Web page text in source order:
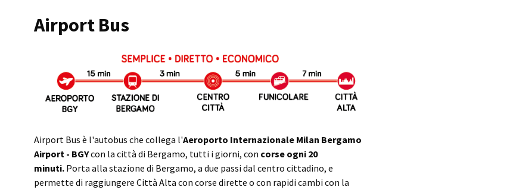
Airport Bus
Airport Bus è l'autobus che collega l'Aeroporto Internazionale Milan Bergamo
Airport - BGYcon la città di Bergamo, tutti i giorni, con corse ogni 20
minuti.Porta alla stazione di Bergamo, a due passi dal centro cittadino, e
permette di raggiungere Città Alta con corse dirette o con rapidi cambi con la